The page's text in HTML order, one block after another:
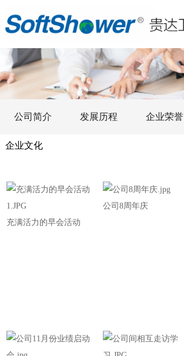
公司简介 发展历程 企业荣誉
企业文化
充满活力的早会活动
公司8周年庆